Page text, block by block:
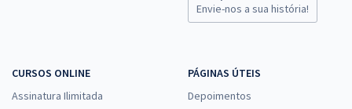
Envie-nos a sua história!
CURSOS ONLINE
Assinatura Ilimitada
PÁGINAS ÚTEIS
Depoimentos